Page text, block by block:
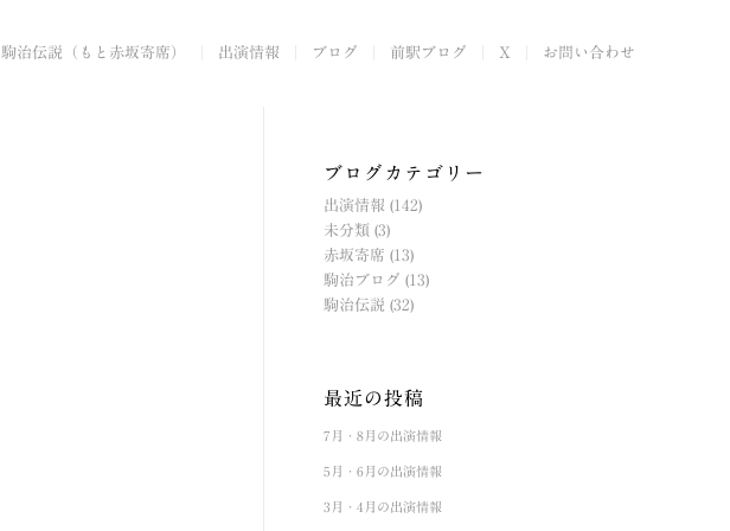
駒治伝説（もと赤坂寄席） 出演情報 ブログ 前駅ブログ X お問い合わせ
ブログカテゴリー
出演情報 (142)
未分類 (3)
赤坂寄席 (13)
駒治ブログ (13)
駒治伝説 (32)
最近の投稿
7月・8月の出演情報
5月・6月の出演情報
3月・4月の出演情報